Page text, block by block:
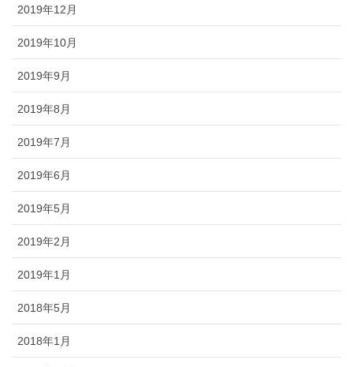
2019年12月
2019年10月
2019年9月
2019年8月
2019年7月
2019年6月
2019年5月
2019年2月
2019年1月
2018年5月
2018年1月